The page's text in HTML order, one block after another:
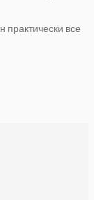
практически все